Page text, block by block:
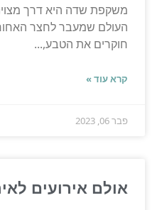
משקפת שדה היא דרך
העולם שמעבר לחצר
חוקרים את הטבע,...
קרא עוד »
פבר 06, 2023
אולם אירועים